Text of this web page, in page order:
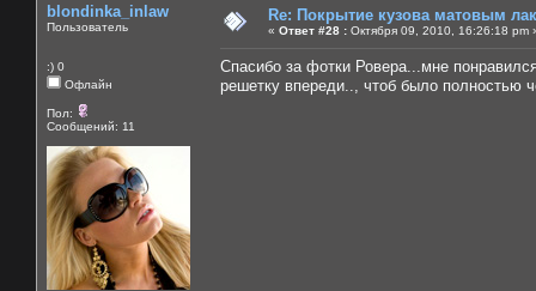
blondinka_inlaw
Пользователь
:) 0
Офлайн
Пол:
Сообщений: 11
Re: Покрытие кузова матовым
« Ответ #28 : Октября 09, 2010, 16:26:18 pm
Спасибо за фотки Ровера...мне
решетку впереди.., чтоб было